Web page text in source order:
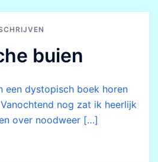
buien
een dystopisch boek horen
nog zat ik heerlijk
over noodweer […]